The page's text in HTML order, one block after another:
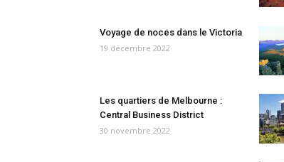
Voyage de noces dans le Victoria
19 décembre 2022
Les quartiers de Melbourne :
Central Business District
30 novembre 2022